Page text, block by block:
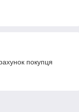
покупця